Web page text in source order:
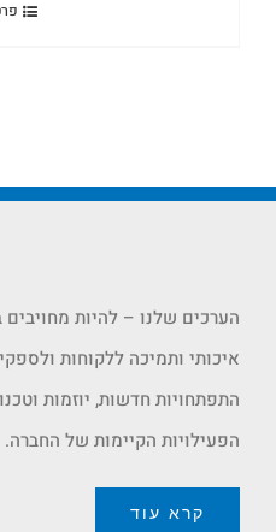
הערכים שלנו – להיות
איכותי ותמיכה ללקוחות
התפתחויות חדשות, יוזמות
הפעילויות הקיימות של החברה.
קרא עוד